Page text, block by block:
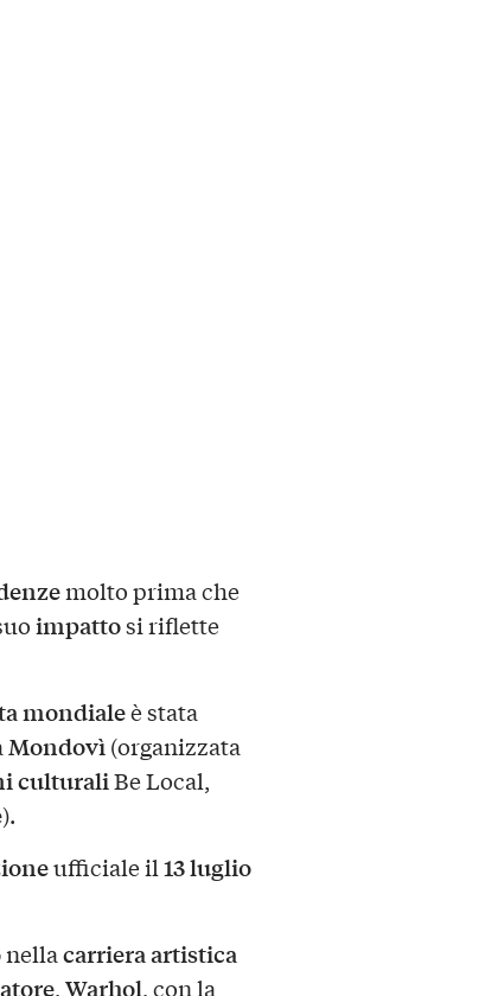
molto prima che
impattosi riflette
mondialeè stata
Mondovì(organizzata
culturaliBe Local,
).
ufficiale il13 luglio
nellacarriera artistica
,Warhol, con la